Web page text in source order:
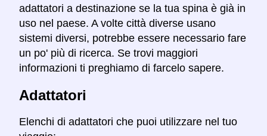
adattatori a destinazione se la tua spina è già in
uso nel paese. A volte città diverse usano
sistemi diversi, potrebbe essere necessario fare
un po' più di ricerca. Se trovi maggiori
informazioni ti preghiamo di farcelo sapere.
Adattatori
Elenchi di adattatori che puoi utilizzare nel tuo